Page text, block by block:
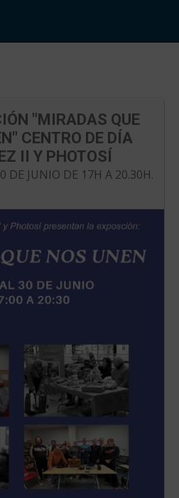
"MIRADAS QUE
CENTRO DE DÍA
II Y PHOTOSÍ
DE JUNIO DE 17H A 20.30H.